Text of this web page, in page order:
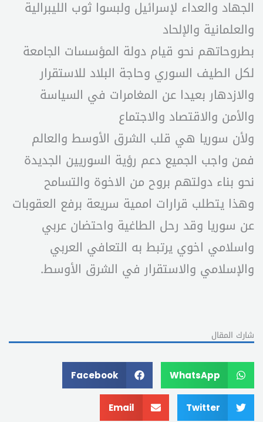
الجهاد والعداء لإسرائيل ولبسوا ثوب الليبرالية
والعلمانية والإلحاد
بطروحاتهم نحو قيام دولة المؤسسات الجامعة
لكل الطيف السوري وحاجة البلاد للاستقرار
والازدهار بعيدا عن المغامرات في السياسة
والأمن والاقتصاد والاجتماع
ولأن سوريا هي قلب الشرق الأوسط والعالم
فمن واجب الجميع دعم رؤية السوريين الجديدة
نحو بناء دولتهم بروح من الاخوة والتسامح
وهذا يتطلب قرارات اممية سريعة برفع العقوبات
عن سوريا وقد رحل الطاغية واحتضان عربي
واسلامي اخوي يرتبط به التعافي العربي
والإسلامي والاستقرار في الشرق الأوسط.
شارك المقال
WhatsApp
Facebook
Twitter
Email